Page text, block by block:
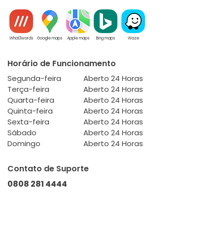
What3words Google maps Apple maps Bing maps Waze
Horário de Funcionamento
Segunda-feira
Aberto 24 Horas
Terça-feira
Aberto 24 Horas
Quarta-feira
Aberto 24 Horas
Quinta-feira
Aberto 24 Horas
Sexta-feira
Aberto 24 Horas
Sábado
Aberto 24 Horas
Domingo
Aberto 24 Horas
Contato de Suporte
0808 281 4444